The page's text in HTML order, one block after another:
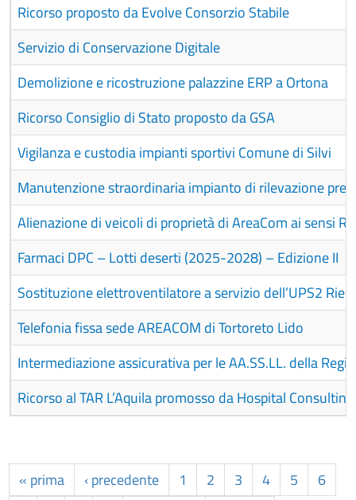
Ricorso proposto da Evolve Consorzio Stabile
Servizio di Conservazione Digitale
Demolizione e ricostruzione palazzine ERP a Ortona
Ricorso Consiglio di Stato proposto da GSA
Vigilanza e custodia impianti sportivi Comune di Silvi
Manutenzione straordinaria impianto di rilevazione
Alienazione di veicoli di proprietà di AreaCom ai sensi
Farmaci DPC – Lotti deserti (2025-2028) – Edizione II
Sostituzione elettroventilatore a servizio dell’UPS2
Telefonia fissa sede AREACOM di Tortoreto Lido
Intermediazione assicurativa per le AA.SS.LL. della
Ricorso al TAR L’Aquila promosso da Hospital
« prima ‹ precedente 1 2 3 4 5
6